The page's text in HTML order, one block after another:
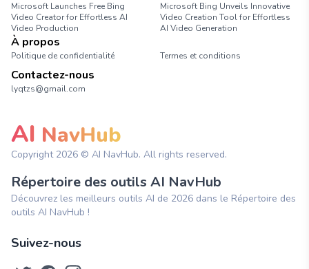
Microsoft Launches Free Bing
Video Creator for Effortless AI
Video Production
Microsoft Bing Unveils Innovative
Video Creation Tool for Effortless
AI Video Generation
À propos
Politique de confidentialité Termes et conditions
Contactez-nous
lyqtzs@gmail.com
AI NavHub
Copyright 2026 © AI NavHub. All rights reserved.
Répertoire des outils AI NavHub
Découvrez les meilleurs outils AI de 2026 dans le Répertoire des
outils AI NavHub !
Suivez-nous